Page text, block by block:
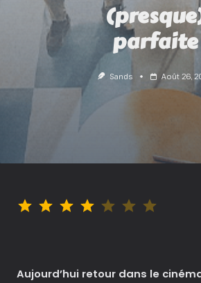
parfaite
Sands Août 26,
Aujourd’hui retour dans le